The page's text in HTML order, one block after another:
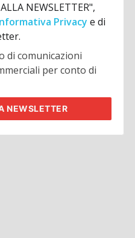
NEWSLETTER",
Privacye di
di comunicazioni
per conto di
NEWSLETTER